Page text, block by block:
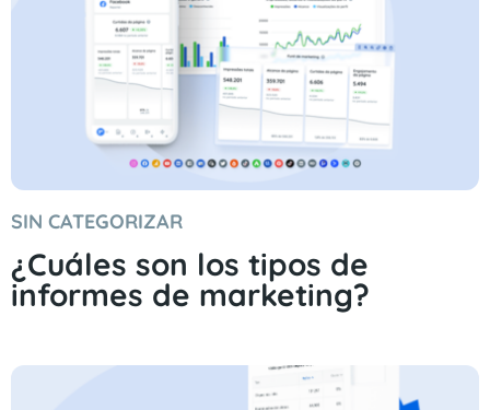
SIN CATEGORIZAR
¿Cuáles son los tipos de
informes de marketing?